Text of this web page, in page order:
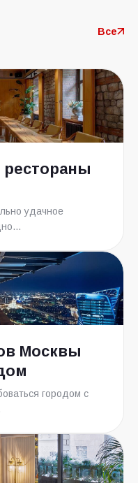
Все
рестораны
удачное
Москвы
городом с